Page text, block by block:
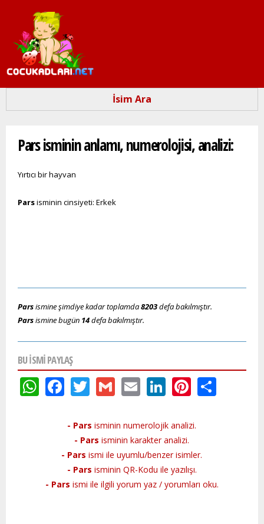
İsim Ara
Pars isminin anlamı, numerolojisi, analizi:
Yırtıcı bir hayvan
Parsisminin cinsiyeti: Erkek
Parsismine şimdiye kadar toplamda8203defa bakılmıştır.
Parsismine bugün 14defa bakılmıştır.
BU ISMI PAYLAŞ
WhatsApp
Facebook
Twitter
GmailEmailLinkedIn
- Pars isminin numerolojik analizi.
- Pars isminin karakter analizi.
- Pars ismi ile uyumlu/benzer isimler.
- Pars isminin QR-Kodu ile yazılışı.
- Pars ismi ile ilgili yorum yaz / yorumları oku.